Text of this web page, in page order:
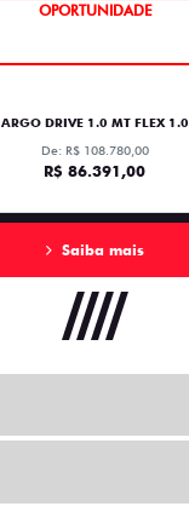
OPORTUNIDADE
ARGO DRIVE 1.0 MT FLEX 1.0
De: R$ 108.780,00
R$ 86.391,00
Saiba mais